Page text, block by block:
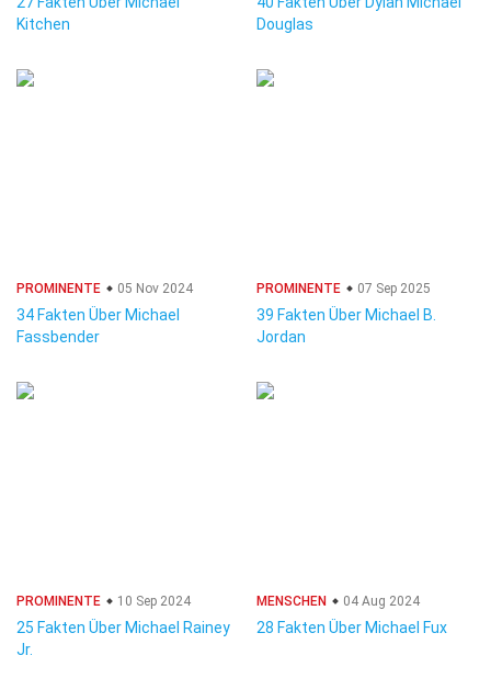
Kitchen
Douglas
PROMINENTE 05 Nov 2024
34 Fakten Über Michael
Fassbender
PROMINENTE 07 Sep 2025
39 Fakten Über Michael B.
Jordan
PROMINENTE 10 Sep 2024
25 Fakten Über Michael Rainey
Jr.
MENSCHEN 04 Aug 2024
28 Fakten Über Michael Fux